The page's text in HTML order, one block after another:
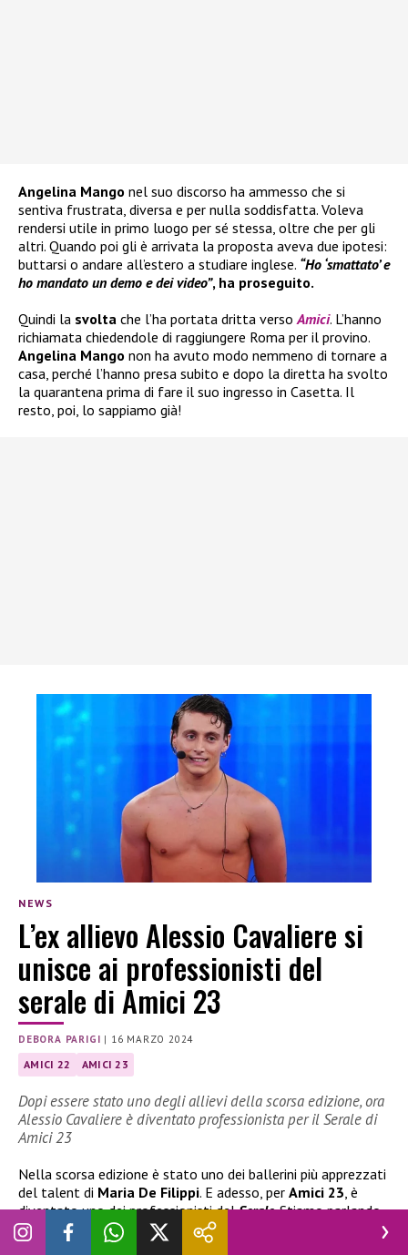
Angelina Mango nel suo discorso ha ammesso che si
sentiva frustrata, diversa e per nulla soddisfatta. Voleva
rendersi utile in primo luogo per sé stessa, oltre che per gli
altri. Quando poi gli è arrivata la proposta aveva due ipotesi:
buttarsi o andare all’estero a studiare inglese. “Ho ‘smattato’ e
ho mandato un demo e dei video”, ha proseguito.
Quindi la svolta che l’ha portata dritta verso Amici. L’hanno
richiamata chiedendole di raggiungere Roma per il provino.
Angelina Mango non ha avuto modo nemmeno di tornare a
casa, perché l’hanno presa subito e dopo la diretta ha svolto
la quarantena prima di fare il suo ingresso in Casetta. Il
resto, poi, lo sappiamo già!
NEWS
L’ex allievo Alessio Cavaliere si
unisce ai professionisti del
serale di Amici 23
DEBORA PARIGI | 16 MARZO 2024
AMICI 22 AMICI 23
Dopi essere stato uno degli allievi della scorsa edizione, ora
Alessio Cavaliere è diventato professionista per il Serale di
Amici 23
Nella scorsa edizione è stato uno dei ballerini più apprezzati
del talent di Maria De Filippi. E adesso, per Amici 23 , è
diventato uno dei professionisti delSerale. Stiamo parlando
di Alessio Cavaliere , ex allievo di
, che è
riuscito a conquistare questo importate traguardo.